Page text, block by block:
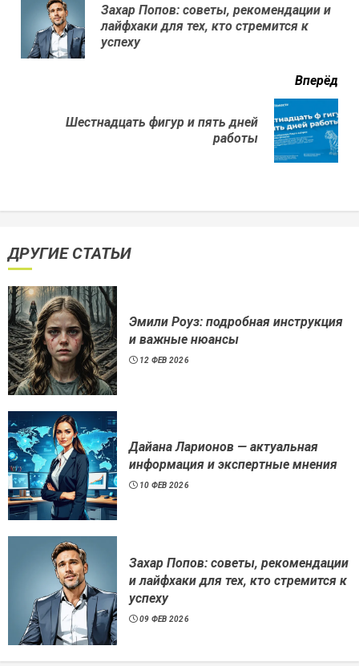
Захар Попов: советы, рекомендации и
лайфхаки для тех, кто стремится к
успеху
Вперёд
Шестнадцать фигур и пять дней
работы
ДРУГИЕ СТАТЬИ
Эмили Роуз: подробная инструкция
и важные нюансы
12 ФЕВ 2026
Дайана Ларионов — актуальная
информация и экспертные мнения
10 ФЕВ 2026
Захар Попов: советы, рекомендации
и лайфхаки для тех, кто стремится к
успеху
09 ФЕВ 2026